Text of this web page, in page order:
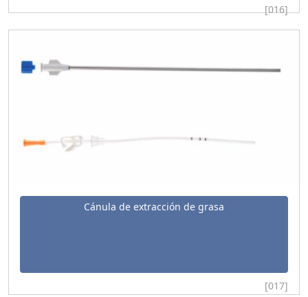
[016]
Cánula de extracción de grasa
[017]